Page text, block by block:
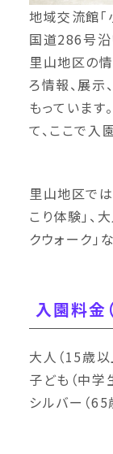
地域交流館「
国道286号沿
里山地区の
ろ情報、展示
もっていま
て、ここで入
里山地区では
こり体験」、
クウォーク」
入園料金
大人（15
子ども（中
シルバー（